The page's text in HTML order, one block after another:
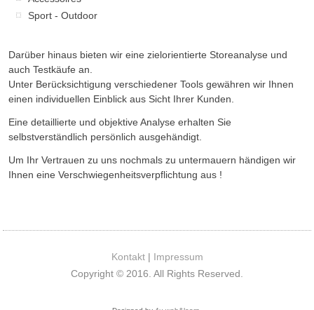
Sport - Outdoor
Darüber hinaus bieten wir eine zielorientierte Storeanalyse und
auch Testkäufe an.
Unter Berücksichtigung verschiedener Tools gewähren wir Ihnen
einen individuellen Einblick aus Sicht Ihrer Kunden.
Eine detaillierte und objektive Analyse erhalten Sie
selbstverständlich persönlich ausgehändigt.
Um Ihr Vertrauen zu uns nochmals zu untermauern händigen wir
Ihnen eine Verschwiegenheitsverpflichtung aus !
Kontakt| Impressum
Copyright © 2016. All Rights Reserved.